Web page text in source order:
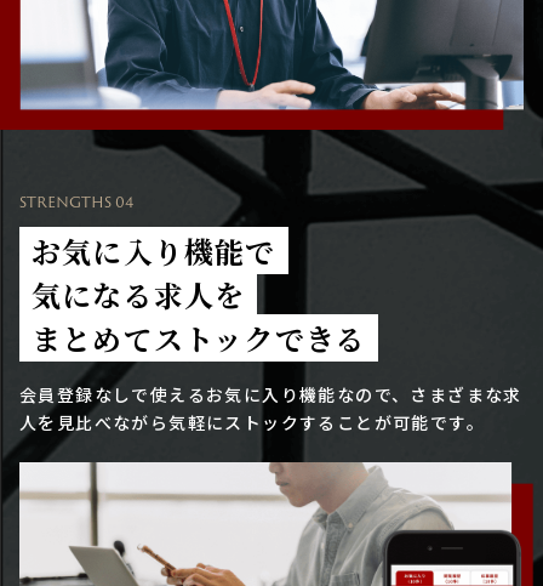
STRENGTHS 04
お気に入り機能で
気になる求人を
まとめてストックできる
会員登録なしで使えるお気に入り機能なので、さまざまな求
人を見比べながら気軽にストックすることが可能です。